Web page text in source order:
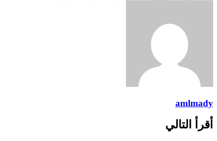
amlmady
أقرأ التالي